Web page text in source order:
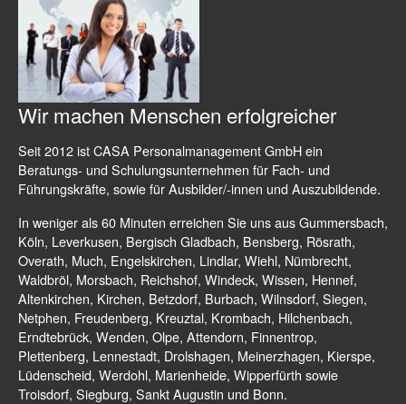
Wir machen Menschen erfolgreicher
Seit 2012 ist CASA Personalmanagement GmbH ein
Beratungs- und Schulungsunternehmen für Fach- und
Führungskräfte, sowie für Ausbilder/-innen und Auszubildende.
In weniger als 60 Minuten erreichen Sie uns aus Gummersbach,
Köln, Leverkusen, Bergisch Gladbach, Bensberg, Rösrath,
Overath, Much, Engelskirchen, Lindlar, Wiehl, Nümbrecht,
Waldbröl, Morsbach, Reichshof, Windeck, Wissen, Hennef,
Altenkirchen, Kirchen, Betzdorf, Burbach, Wilnsdorf, Siegen,
Netphen, Freudenberg, Kreuztal, Krombach, Hilchenbach,
Erndtebrück, Wenden, Olpe, Attendorn, Finnentrop,
Plettenberg, Lennestadt, Drolshagen, Meinerzhagen, Kierspe,
Lüdenscheid, Werdohl, Marienheide, Wipperfürth sowie
Troisdorf, Siegburg, Sankt Augustin und Bonn.